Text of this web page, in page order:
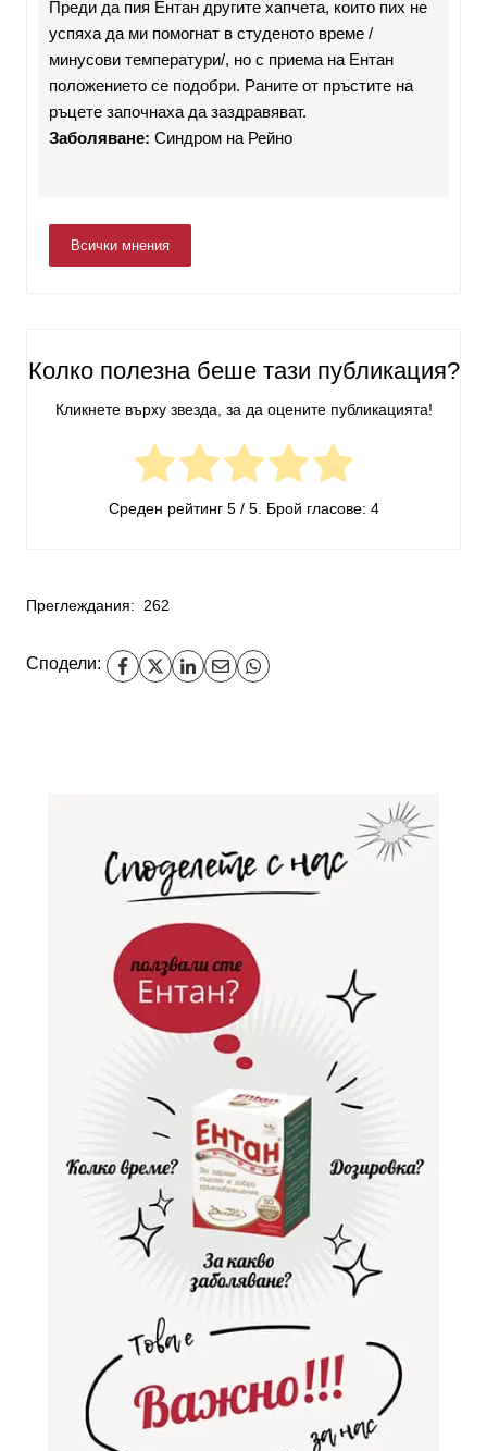
Преди да пия Ентан другите хапчета, които пих не
успяха да ми помогнат в студеното време /
минусови температури/, но с приема на Ентан
положението се подобри. Раните от пръстите на
ръцете започнаха да заздравяват.
Заболяване: Синдром на Рейно
Всички мнения
Колко полезна беше тази публикация?
Кликнете върху звезда, за да оцените публикацията!
Среден рейтинг 5/ 5. Брой гласове: 4
Преглеждания: 262
Сподели: